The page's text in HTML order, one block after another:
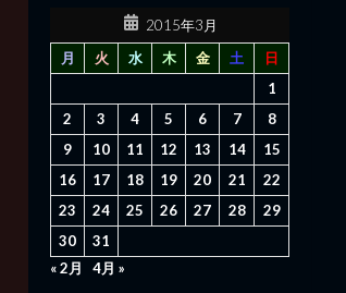
2015年3月
月
火 水 木 金 土
日
1
2
3 4 5 6 7
8
9
10 11 12 13 14
15
16
17 18 19 20 21
22
23
24 25 26 27 28
29
30
31
« 2月
4月 »